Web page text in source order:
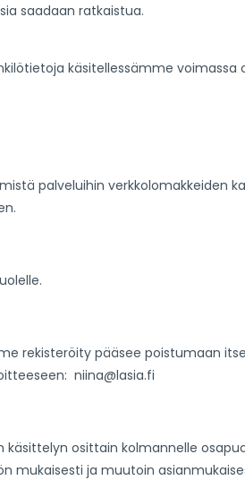
saadaan ratkaistua.
käsitellessämme voimassa
palveluihin verkkolomakkeiden
rekisteröity pääsee poistumaan
niina@lasia.fi
osittain kolmannelle
mukaisesti ja muutoin